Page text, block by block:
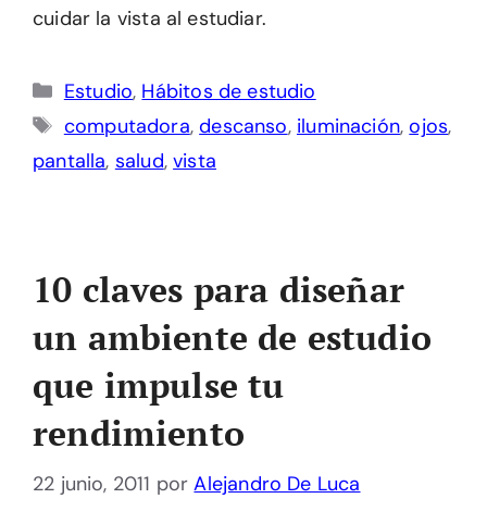
cuidar la vista al estudiar.
Categorías
Estudio, Hábitos de estudio
Etiquetas
computadora,descanso, iluminación,ojos,
pantalla, salud,vista
10 claves para diseñar
un ambiente de estudio
que impulse tu
rendimiento
22 junio, 2011 porAlejandro De Luca